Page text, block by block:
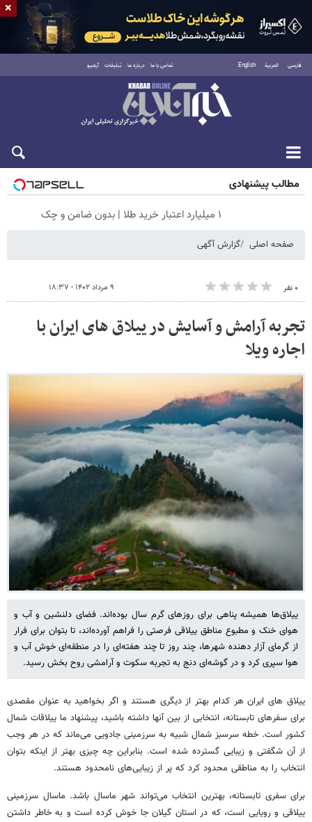
فارسی العربية English تماس با ما درباره ما تبلیغات آرشیو
پنجشنبه ۱۵ مرداد ۱۴۰۵
مطالب پیشنهادی
۱ میلیارد اعتبار خرید طلا | بدون ضامن و چک
صفحه اصلی گزارش آگهی
۰ نفر ۹ مرداد ۱۴۰۲ - ۱۸:۳۷
تجربه آرامش و آسایش در ییلاق های ایران با
اجاره ویلا
ییلاق‌ها همیشه پناهی برای روزهای گرم سال بوده‌اند. فضای دلنشین و آب و
هوای خنک و مطبوع مناطق ییلاقی فرصتی را فراهم آورده‌اند، تا بتوان برای فرار
از گرمای آزار دهنده شهرها، چند روز تا چند هفته‌ای را در منطقه‌ای خوش آب و
هوا سپری کرد و در گوشه‌ای دنج به تجربه سکوت و آرامشی روح بخش رسید.
ییلاق های ایران هر کدام بهتر از دیگری هستند و اگر بخواهید به عنوان مقصدی
برای سفرهای تابستانه، انتخابی از بین آنها داشته باشید، پیشنهاد ما ییلاقات شمال
کشور است. خطه سرسبز شمال شبیه به سرزمینی جادویی می‌ماند که در هر وجب
از آن شگفتی و زیبایی گسترده شده است. بنابراین چه چیزی بهتر از اینکه بتوان
انتخاب را به مناطقی محدود کرد که پر از زیبایی‌های نامحدود هستند.
برای سفری تابستانه، بهترین انتخاب می‌تواند شهر ماسال باشد. ماسال سرزمینی
ییلاقی و رویایی است، که در استان گیلان جا خوش کرده است و به خاطر داشتن
×